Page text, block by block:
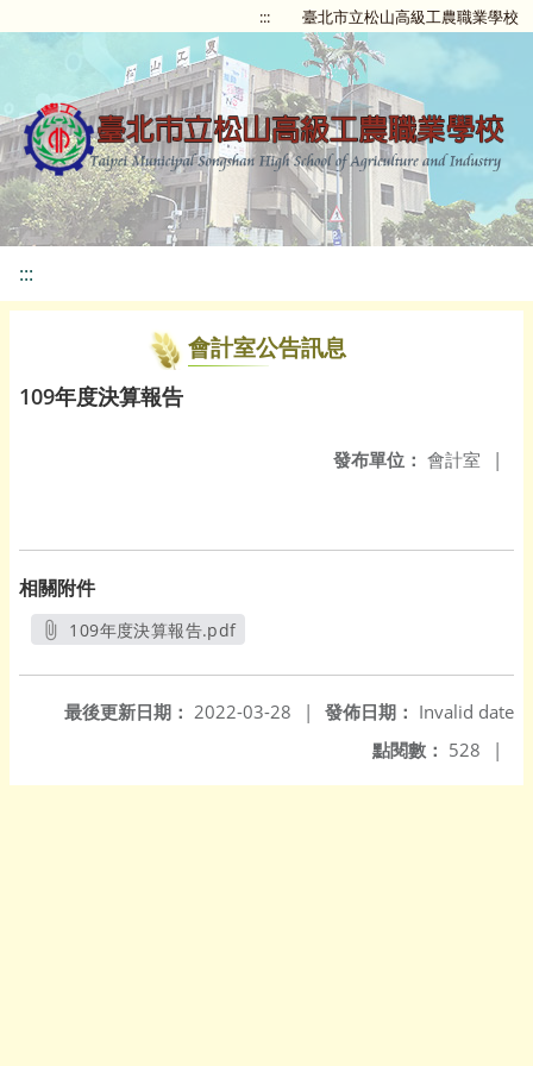
::: 臺北市立松山高級工農職業學校
:::
會計室公告訊息
109年度決算報告
發布單位： 會計室 |
相關附件
109年度決算報告.pdf
發佈日期： Invalid date
最後更新日期： 2022-03-28
|
點閱數： 528 |